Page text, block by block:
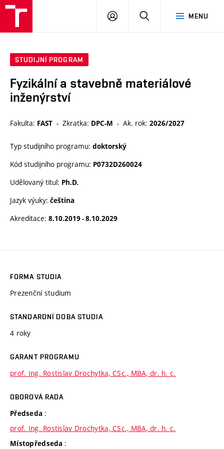
MENU
PŘIHLÁSIT
STUDIJNÍ PROGRAM
Fyzikální a stavebně materiálové
inženýrství
Fakulta: FAST Zkratka: DPC-M Ak. rok: 2026/2027
Typ studijního programu: doktorský
Kód studijního programu: P0732D260024
Udělovaný titul: Ph.D.
Jazyk výuky: čeština
Akreditace: 8.10.2019 - 8.10.2029
FORMA STUDIA
Prezenční studium
STANDARDNÍ DOBA STUDIA
4 roky
GARANT PROGRAMU
prof. Ing. Rostislav Drochytka, CSc., MBA, dr. h. c.
OBOROVÁ RADA
Předseda :
prof. Ing. Rostislav Drochytka, CSc., MBA, dr. h. c.
Místopředseda :